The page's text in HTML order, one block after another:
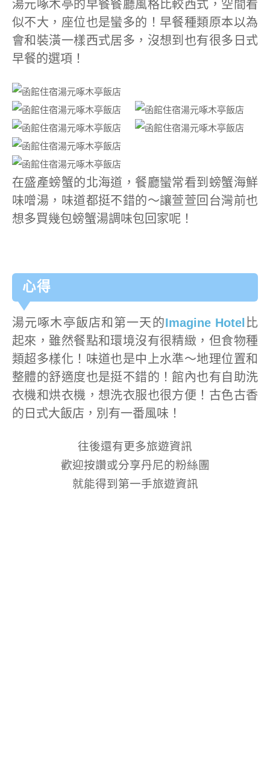
湯元啄木亭的早餐餐廳風格比較西式，空間看
似不大，座位也是蠻多的！早餐種類原本以為
會和裝潢一樣西式居多，沒想到也有很多日式
早餐的選項！
在盛產螃蟹的北海道，餐廳蠻常看到螃蟹海鮮
味噌湯，味道都挺不錯的～讓萱萱回台灣前也
想多買幾包螃蟹湯調味包回家呢！
心得
湯元啄木亭飯店和第一天的Imagine Hotel 比
起來，雖然餐點和環境沒有很精緻，但食物種
類超多樣化！味道也是中上水準～地理位置和
整體的舒適度也是挺不錯的！館內也有自助洗
衣機和烘衣機，想洗衣服也很方便！古色古香
的日式大飯店，別有一番風味！
往後還有更多旅遊資訊
歡迎按讚或分享丹尼的粉絲團
就能得到第一手旅遊資訊